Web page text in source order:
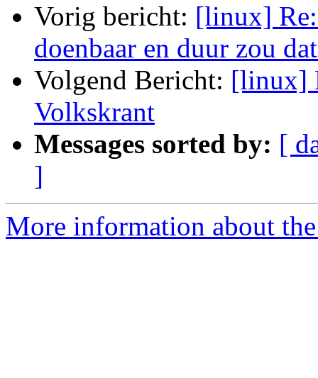
Vorig bericht: [linux]
doenbaar en duur zou
Volgend Bericht: [linux]
Volkskrant
Messages sorted by: [
]
More information about